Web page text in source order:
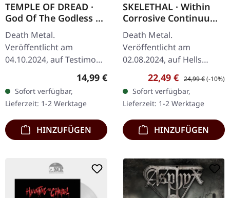
TEMPLE OF DREAD ·
God Of The Godless |
CD
Death Metal.
Veröffentlicht am
04.10.2024, auf Testimony
Records. Jewelcase-CD mit
12-seitigem Booklet.
Leidenschaftlicher und
packender kann der Old…
Regulärer Preis:
14,99 €
Sofort verfügbar,
Lieferzeit: 1-2 Werktage
HINZUFÜGEN
SKELETHAL · Within
Corrosive Continuums
| BLACK LP
Death Metal.
Veröffentlicht am
02.08.2024, auf Hells
Headbangers. Schwarzes
Vinyl. Skelethal kehren
mit ihrem bisher
verheerendsten Opus
zurück –…
Verkaufspreis:
22,49 € Regulärer Preis:
24,99 €(-10%)
Sofort verfügbar,
Lieferzeit: 1-2 Werktage
HINZUFÜGEN